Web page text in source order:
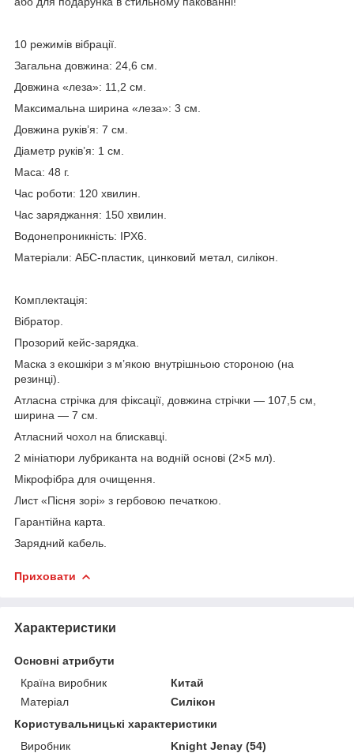
10 режимів вібрації.
Загальна довжина: 24,6 см.
Довжина «леза»: 11,2 см.
Максимальна ширина «леза»: 3 см.
Довжина руків’я: 7 см.
Діаметр руків’я: 1 см.
Маса: 48 г.
Час роботи: 120 хвилин.
Час заряджання: 150 хвилин.
Водонепроникність: IPX6.
Матеріали: АБС-пластик, цинковий метал, силікон.
Комплектація:
Вібратор.
Прозорий кейс-зарядка.
Маска з екошкіри з м’якою внутрішньою стороною (на
резинці).
Атласна стрічка для фіксації, довжина стрічки — 107,5 см,
ширина — 7 см.
Атласний чохол на блискавці.
2 мініатюри лубриканта на водній основі (2×5 мл).
Мікрофібра для очищення.
Лист «Пісня зорі» з гербовою печаткою.
Гарантійна карта.
Зарядний кабель.
Приховати
Характеристики
Основні атрибути
Країна виробник
Китай
Матеріал
Силікон
Користувальницькі характеристики
Виробник
Knight Jenay (54)